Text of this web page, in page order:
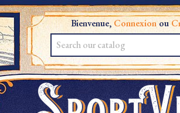
Bienvenue, Connexionou